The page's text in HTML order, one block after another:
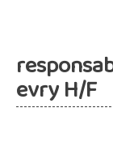
evry H/F